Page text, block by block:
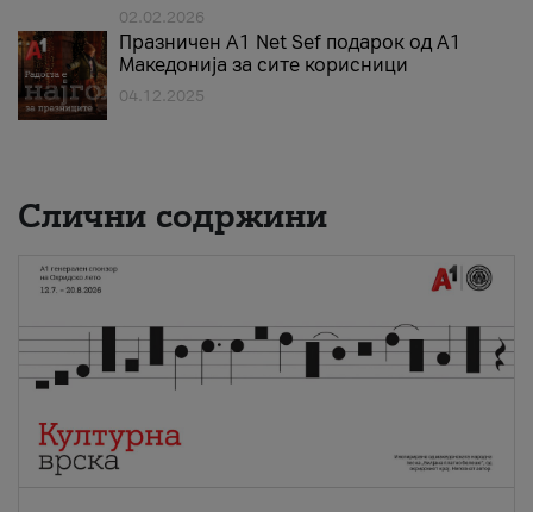
02.02.2026
Празничен A1 Net Sеf подарок од А1
Македонија за сите корисници
04.12.2025
Слични содржини